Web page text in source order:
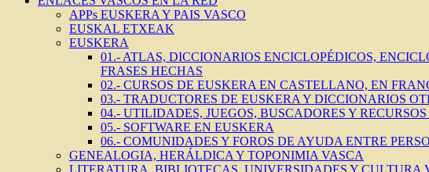
APPs EUSKERA Y PAIS VASCO
EUSKAL ETXEAK
EUSKERA
01.- ATLAS, DICCIONARIOS ENCICLOPÉDICOS,
FRASES HECHAS
02.- CURSOS DE EUSKERA EN CASTELLANO, EN
03.- TRADUCTORES DE EUSKERA Y DICCIONARIOS
04.- UTILIDADES, JUEGOS, BUSCADORES Y
05.- SOFTWARE EN EUSKERA
06.- COMUNIDADES Y FOROS DE AYUDA ENTRE
GENEALOGIA, HERÁLDICA Y TOPONIMIA VASCA